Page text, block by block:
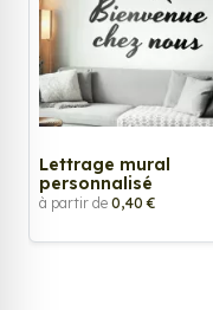
Lettrage mural
personnalisé
à partir de 0,40 €